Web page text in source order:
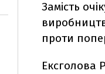
Замість
проти
Ексголова